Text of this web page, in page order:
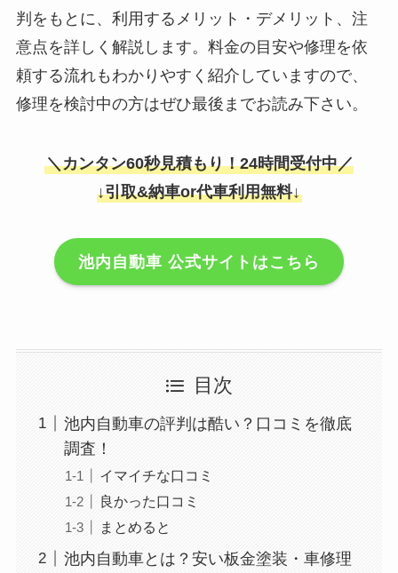
判をもとに、利用するメリット・デメリット、注
意点を詳しく解説します。料金の目安や修理を依
頼する流れもわかりやすく紹介していますので、
修理を検討中の方はぜひ最後までお読み下さい。
＼カンタン60秒見積もり！24時間受付中／
↓引取&納車or代車利用無料↓
池内自動車 公式サイトはこちら
目次
池内自動車の評判は酷い？口コミを徹底
調査！
イマイチな口コミ
良かった口コミ
まとめると
池内自動車とは？安い板金塗装・車修理